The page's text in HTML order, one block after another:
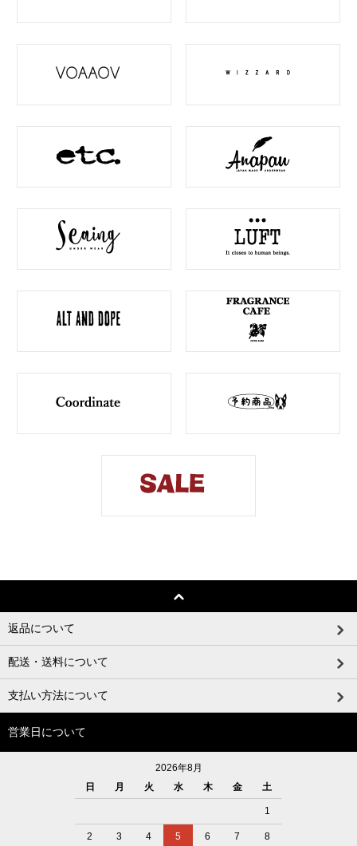
返品について
配送・送料について
支払い方法について
営業日について
2026年8月
日
月 火 水 木 金 土
1
2 3 4 5 6 7 8